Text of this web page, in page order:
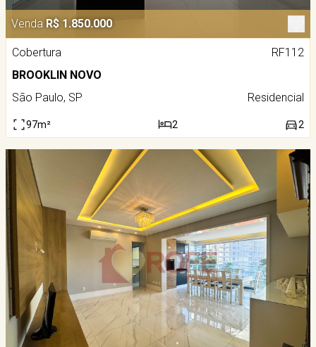
Venda R$ 1.850.000
Cobertura
RF112
BROOKLIN NOVO
São Paulo, SP
Residencial
97m² 2 2